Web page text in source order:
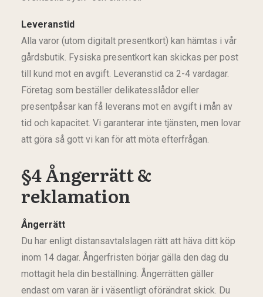
Leveranstid
Alla varor (utom digitalt presentkort) kan hämtas i vår
gårdsbutik. Fysiska presentkort kan skickas per post
till kund mot en avgift. Leveranstid ca 2-4 vardagar.
Företag som beställer delikatesslådor eller
presentpåsar kan få leverans mot en avgift i mån av
tid och kapacitet. Vi garanterar inte tjänsten, men lovar
att göra så gott vi kan för att möta efterfrågan.
§4 Ångerrätt &
reklamation
​Ångerrätt
Du har enligt distansavtalslagen rätt att häva ditt köp
inom 14 dagar. Ångerfristen börjar gälla den dag du
mottagit hela din beställning. Ångerrätten gäller
endast om varan är i väsentligt oförändrat skick. Du